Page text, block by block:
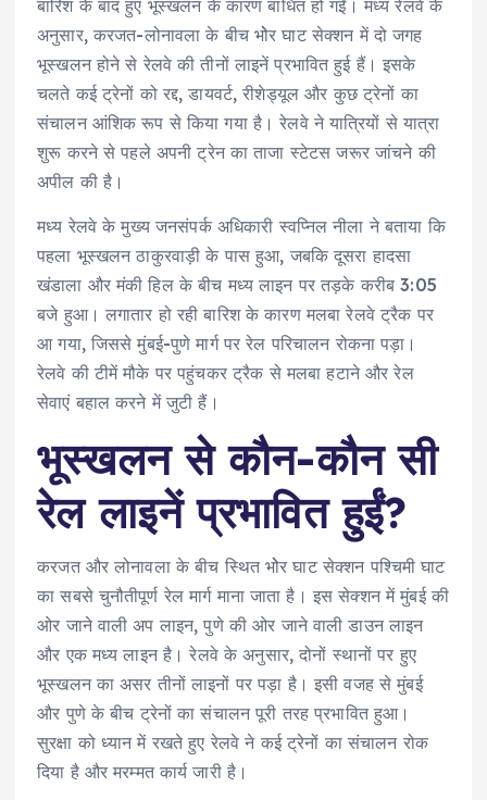
बारिश के बाद हुए भूस्खलन के कारण बाधित हो गईं। मध्य रेलवे के
अनुसार, करजत-लोनावला के बीच भोेर घाट सेक्शन में दो जगह
भूस्खलन होने से रेलवे की तीनों लाइनें प्रभावित हुई हैं। इसके
चलते कई ट्रेनों को रद्द, डायवर्ट, रीशेड्यूल और कुछ ट्रेनों का
संचालन आंशिक रूप से किया गया है। रेलवे ने यात्रियों से यात्रा
शुरू करने से पहले अपनी ट्रेन का ताजा स्टेटस जरूर जांचने की
अपील की है।
मध्य रेलवे के मुख्य जनसंपर्क अधिकारी स्वप्निल नीला ने बताया कि
पहला भूस्खलन ठाकुरवाड़ी के पास हुआ, जबकि दूसरा हादसा
खंडाला और मंकी हिल के बीच मध्य लाइन पर तड़के करीब 3:05
बजे हुआ। लगातार हो रही बारिश के कारण मलबा रेलवे ट्रैक पर
आ गया, जिससे मुंबई-पुणे मार्ग पर रेल परिचालन रोकना पड़ा।
रेलवे की टीमें मौके पर पहुंचकर ट्रैक से मलबा हटाने और रेल
सेवाएं बहाल करने में जुटी हैं।
भूस्खलन से कौन-कौन सी
रेल लाइनें प्रभावित हुईं?
करजत और लोनावला के बीच स्थित भोेर घाट सेक्शन पश्चिमी घाट
का सबसे चुनौतीपूर्ण रेल मार्ग माना जाता है। इस सेक्शन में मुंबई की
ओर जाने वाली अप लाइन, पुणे की ओर जाने वाली डाउन लाइन
और एक मध्य लाइन है। रेलवे के अनुसार, दोनों स्थानों पर हुए
भूस्खलन का असर तीनों लाइनों पर पड़ा है। इसी वजह से मुंबई
और पुणे के बीच ट्रेनों का संचालन पूरी तरह प्रभावित हुआ।
सुरक्षा को ध्यान में रखते हुए रेलवे ने कई ट्रेनों का संचालन रोक
दिया है और मरम्मत कार्य जारी है।